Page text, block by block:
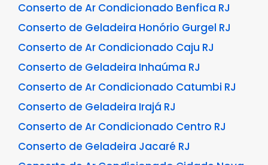
Conserto de Ar Condicionado Benfica RJ
Conserto de Geladeira Honório Gurgel RJ
Conserto de Ar Condicionado Caju RJ
Conserto de Geladeira Inhaúma RJ
Conserto de Ar Condicionado Catumbi RJ
Conserto de Geladeira Irajá RJ
Conserto de Ar Condicionado Centro RJ
Conserto de Geladeira Jacaré RJ